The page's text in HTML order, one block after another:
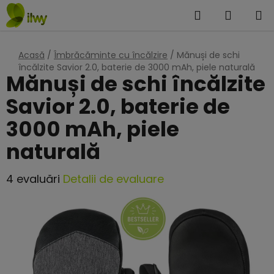
Treci
la
CăutareCOŞ
Acasă / Îmbrăcăminte cu încălzire / Mănuși de schi
încălzite Savior 2.0, baterie de 3000 mAh, piele naturală
Mănuși de schi încălzite
Savior 2.0, baterie de
3000 mAh, piele
naturală
Evaluarea
produsului
4 evaluări Detalii de evaluare